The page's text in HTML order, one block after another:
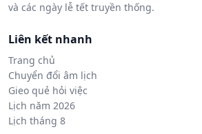
và các ngày lễ tết truyền thống.
Liên kết nhanh
Trang chủ
Chuyển đổi âm lịch
Gieo quẻ hỏi việc
Lịch năm 2026
Lịch tháng 8